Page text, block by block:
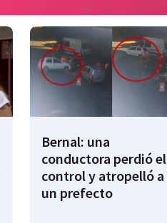
Bernal: una
conductora perdió el
control y atropelló a
un prefecto